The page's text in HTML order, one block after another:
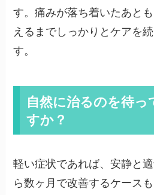
す。痛みが落ち着いたあと
えるまでしっかりとケアを
す。
自然に治るのを待
すか？
軽い症状であれば、安静と
ら数ヶ月で改善するケース